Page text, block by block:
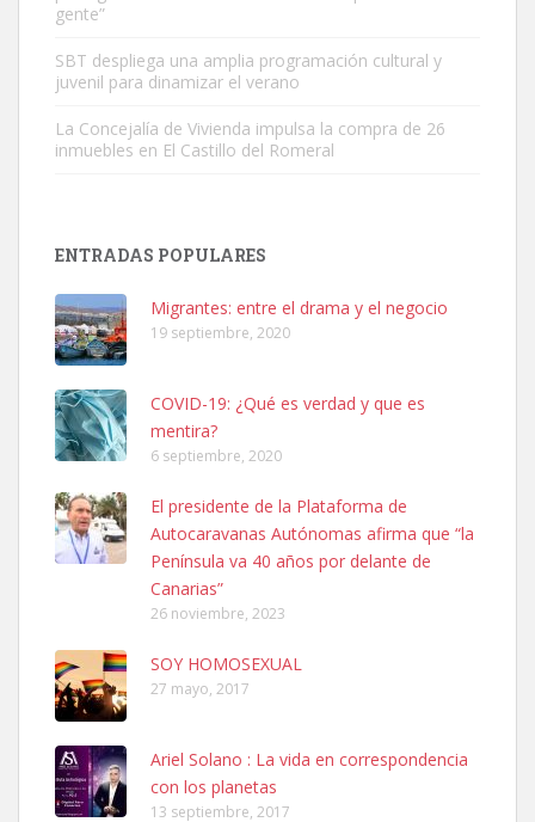
Leales.org » Gran Canaria
Leales.org » Gran Canaria
SHIBA PERDIDO AVDA JOSE MESA Y LOPEZ
PERRO MACHO RAZA SHIBA CON MICROCHIP PERDIDO HOY
06/07/2025 ZONA MESA Y LOPEZ. ES MUY ASUSTADIZO
Leales.org » Gran Canaria
6.7.2025
Ninfa perdida
El día 5 se los perdió una ninfa papillera, asustada tiene miedo a la
gente”
SBT despliega una amplia programación cultural y
juvenil para dinamizar el verano
La Concejalía de Vivienda impulsa la compra de 26
inmuebles en El Castillo del Romeral
ENTRADAS POPULARES
Migrantes: entre el drama y el negocio
19 septiembre, 2020
COVID-19: ¿Qué es verdad y que es
mentira?
6 septiembre, 2020
El presidente de la Plataforma de
Autocaravanas Autónomas afirma que “la
Península va 40 años por delante de
Canarias”
26 noviembre, 2023
SOY HOMOSEXUAL
27 mayo, 2017
Ariel Solano : La vida en correspondencia
con los planetas
13 septiembre, 2017